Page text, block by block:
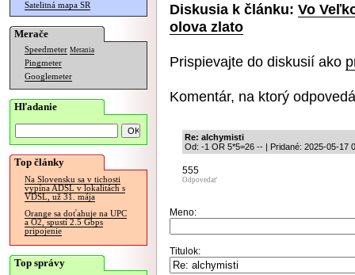
Satelitná mapa SR
Merače
Speedmeter Merania
Pingmeter
Googlemeter
Hľadanie
Top články
Na Slovensku sa v tichosti
vypína ADSL v lokalitách s
VDSL, už 31. mája
Orange sa doťahuje na UPC
a O2, spustí 2.5 Gbps
pripojenie
Top správy
Diskusia k článku: Vo
olova zlato
Prispievajte do diskusií ako
Komentár, na ktorý
Re: alchymisti
Od: -1 OR 5*5=26 -- | Pridané: 2025-05-17
555
Odpovedať
Meno:
Titulok: